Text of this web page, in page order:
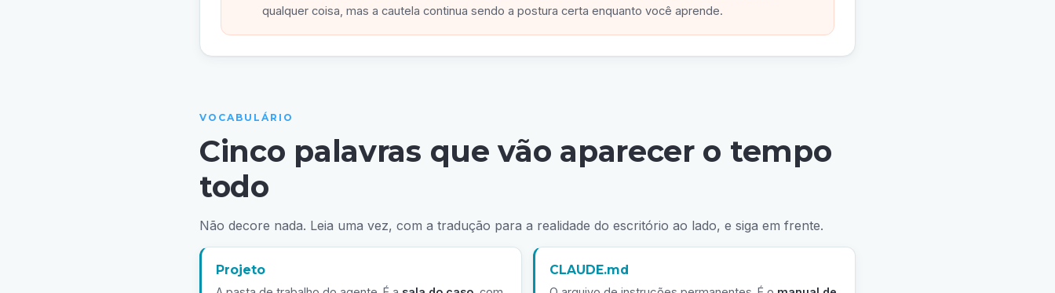
qualquer coisa, mas a cautela continua sendo a postura certa enquanto você aprende.
VOCABULÁRIO
Cinco palavras que vão aparecer o tempo
todo
Não decore nada. Leia uma vez, com a tradução para a realidade do escritório ao lado, e siga em frente.
Projeto CLAUDE.md